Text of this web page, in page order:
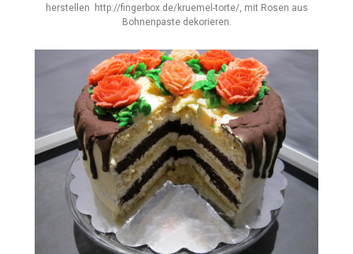
herstellen http://fingerbox.de/kruemel-torte/, mit Rosen aus
Bohnenpaste dekorieren.